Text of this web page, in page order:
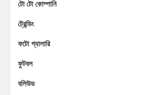
টো টো কোম্পানি
ট্রেন্ডিং
ফটো গ্যালারি
ফুটবল
বলিউড